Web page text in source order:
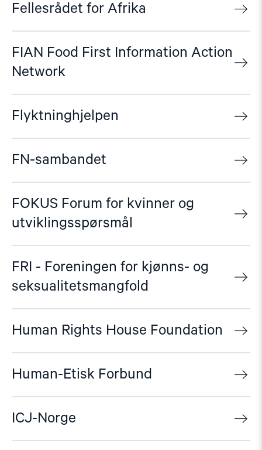
Fellesrådet for Afrika
FIAN Food First Information Action
Network
Flyktninghjelpen
FN-sambandet
FOKUS Forum for kvinner og
utviklingsspørsmål
FRI - Foreningen for kjønns- og
seksualitetsmangfold
Human Rights House Foundation
Human-Etisk Forbund
ICJ-Norge